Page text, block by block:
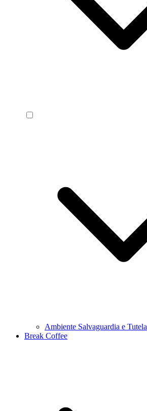
Ambiente Salvaguardia e Tutela
Break Coffee